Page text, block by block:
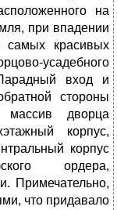
на
при впадении
самых красивых
усадебного
вход и
стороны
массив дворца
корпус,
корпус
ордера,
Примечательно,
что придавало